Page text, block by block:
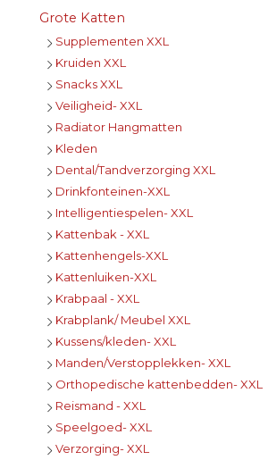
Grote Katten
Supplementen XXL
Kruiden XXL
Snacks XXL
Veiligheid- XXL
Radiator Hangmatten
Kleden
Dental/Tandverzorging XXL
Drinkfonteinen-XXL
Intelligentiespelen- XXL
Kattenbak - XXL
Kattenhengels-XXL
Kattenluiken-XXL
Krabpaal - XXL
Krabplank/ Meubel XXL
Kussens/kleden- XXL
Manden/Verstopplekken- XXL
Orthopedische kattenbedden- XXL
Reismand - XXL
Speelgoed- XXL
Verzorging- XXL